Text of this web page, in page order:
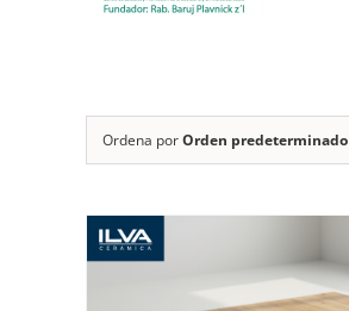
Ordena porOrden predeterminado